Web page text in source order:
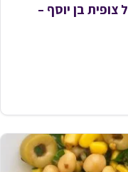
בן יוסף –